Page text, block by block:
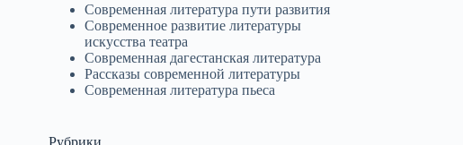
Современная литература пути развития
Современное развитие литературы
искусства театра
Современная дагестанская литература
Рассказы современной литературы
Современная литература пьеса
Рубрики